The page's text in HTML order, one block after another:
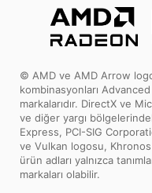
© AMD ve AMD Arrow
kombinasyonları
markalarıdır. DirectX ve
ve diğer yargı
Express, PCI-SIG
ve Vulkan logosu, Khronos
ürün adları yalnızca
markaları olabilir.